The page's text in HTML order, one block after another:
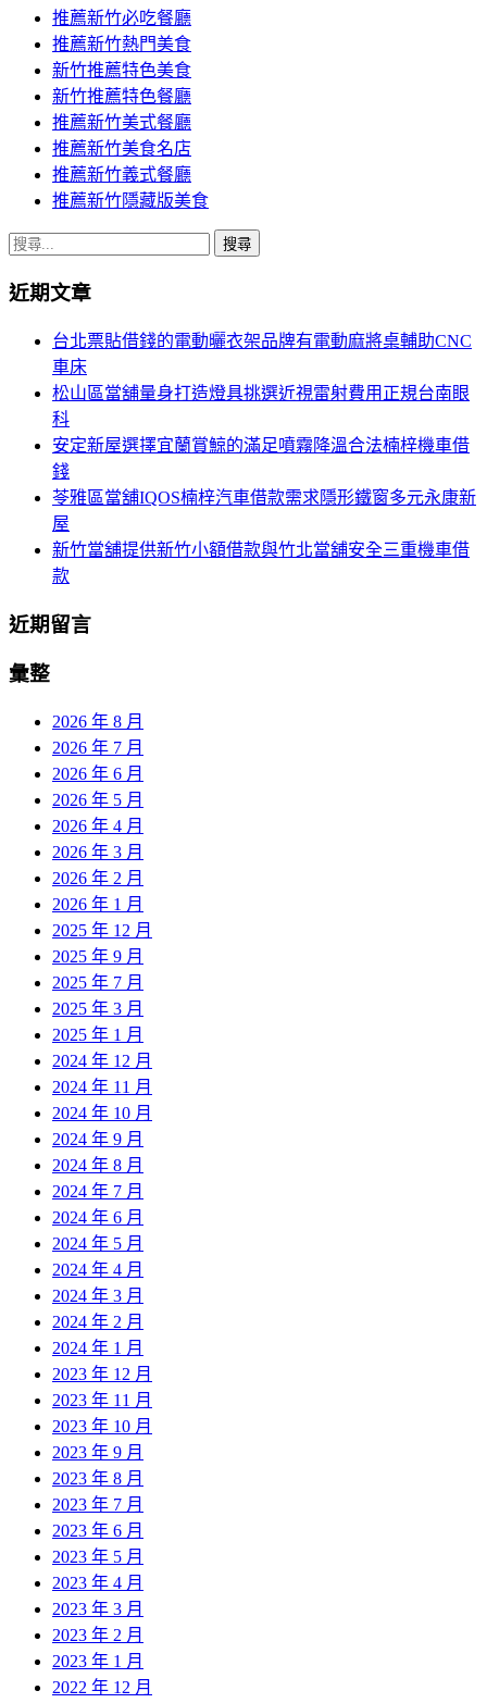
推薦新竹必吃餐廳
推薦新竹熱門美食
新竹推薦特色美食
新竹推薦特色餐廳
推薦新竹美式餐廳
推薦新竹美食名店
推薦新竹義式餐廳
推薦新竹隱藏版美食
搜
關
近期文章
台北票貼借錢的電動曬衣架品牌有電動麻將桌輔助CNC
車床
松山區當舖量身打造燈具挑選近視雷射費用正規台南眼
科
安定新屋選擇宜蘭賞鯨的滿足噴霧降溫合法楠梓機車借
錢
苓雅區當舖IQOS楠梓汽車借款需求隱形鐵窗多元永康新
屋
新竹當舖提供新竹小額借款與竹北當舖安全三重機車借
款
近期留言
彙整
2026 年 8 月
2026 年 7 月
2026 年 6 月
2026 年 5 月
2026 年 4 月
2026 年 3 月
2026 年 2 月
2026 年 1 月
2025 年 12 月
2025 年 9 月
2025 年 7 月
2025 年 3 月
2025 年 1 月
2024 年 12 月
2024 年 11 月
2024 年 10 月
2024 年 9 月
2024 年 8 月
2024 年 7 月
2024 年 6 月
2024 年 5 月
2024 年 4 月
2024 年 3 月
2024 年 2 月
2024 年 1 月
2023 年 12 月
2023 年 11 月
2023 年 10 月
2023 年 9 月
2023 年 8 月
2023 年 7 月
2023 年 6 月
2023 年 5 月
2023 年 4 月
2023 年 3 月
2023 年 2 月
2023 年 1 月
2022 年 12 月